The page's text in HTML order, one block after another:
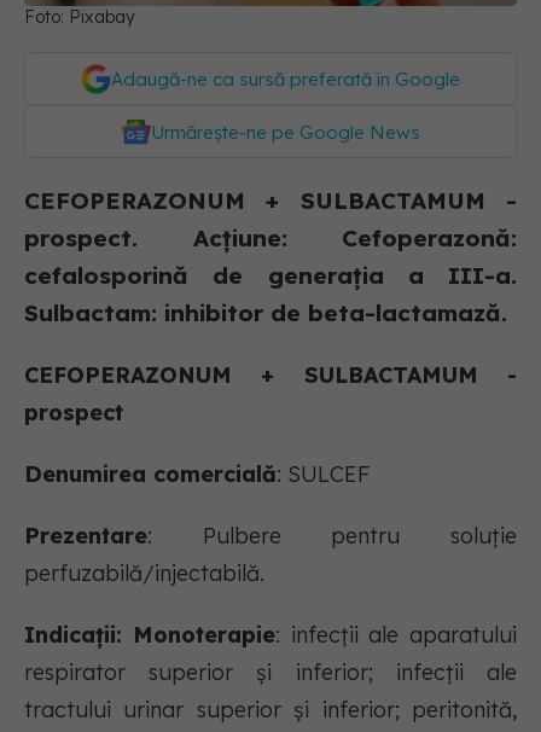
Foto: Pixabay
Adaugă-ne ca sursă preferată în Google
Urmărește-ne pe Google News
CEFOPERAZONUM + SULBACTAMUM -
prospect. Acţiune: Cefoperazonă:
cefalosporină de generaţia a III-a.
Sulbactam: inhibitor de beta-lactamază.
CEFOPERAZONUM + SULBACTAMUM -
prospect
Denumirea comercială: SULCEF
Prezentare: Pulbere pentru soluție
perfuzabilă/injectabilă.
Indicații: Monoterapie: infecţii ale aparatului
respirator superior şi inferior; infecţii ale
tractului urinar superior şi inferior; peritonită,